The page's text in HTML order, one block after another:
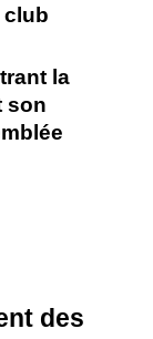
club
la
son
des